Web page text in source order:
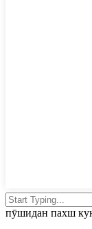
пӯшидан пахш